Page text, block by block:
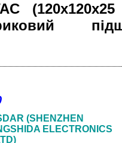
(SHENZHEN
ELECTRONICS